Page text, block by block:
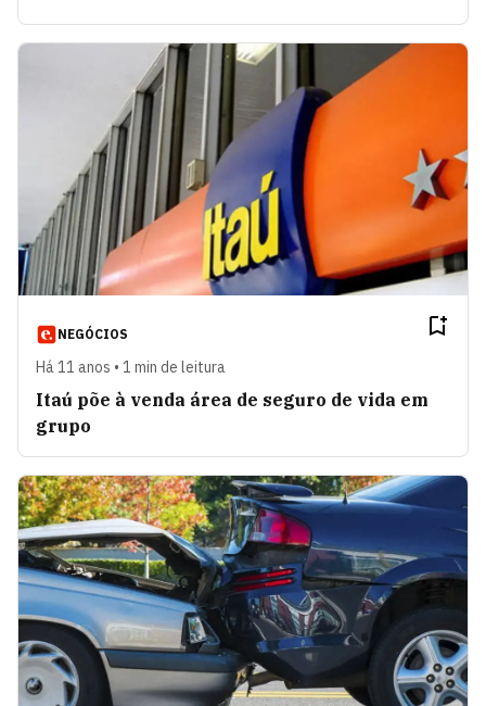
NEGÓCIOS
Há 11 anos • 1 min de leitura
Itaú põe à venda área de seguro de vida em
grupo